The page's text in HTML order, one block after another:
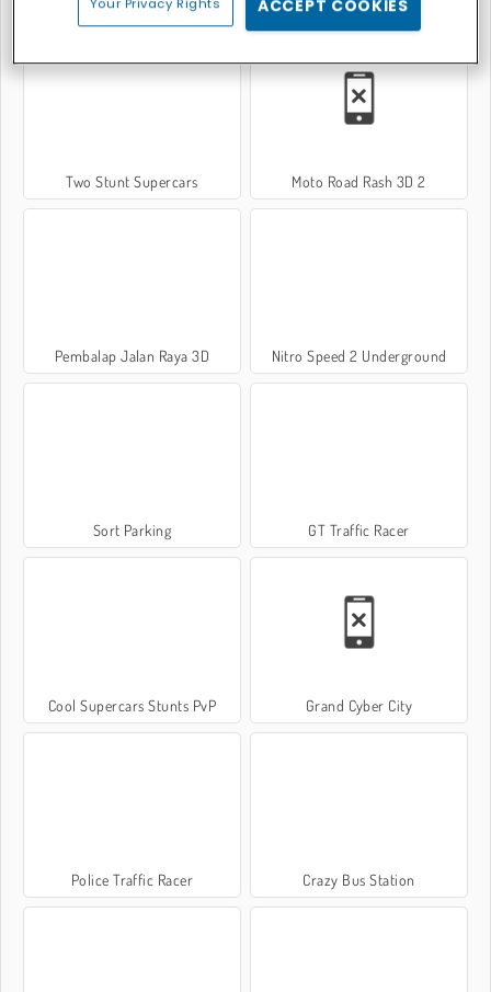
Car Parking City Duel Traffic Racing
Two Stunt Supercars Moto Road Rash 3D 2
Pembalap Jalan Raya 3D Nitro Speed 2 Underground
Sort Parking GT Traffic Racer
Cool Supercars Stunts PvP Grand Cyber City
Police Traffic Racer Crazy Bus Station
Your Privacy Rights ACCEPT COOKIES